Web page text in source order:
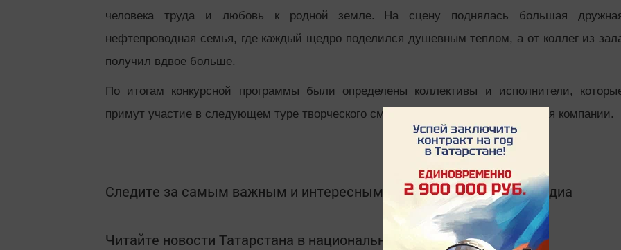
человека труда и любовь к родной земле.
На сцену поднялась большая
нефтепроводная семья, где каждый щедро поделился душевным теплом, а от коллег из
получил вдвое больше.
По итогам конкурсной программы были определены коллективы и исполнители,
примут участие в следующем туре творческого смотра-конкурса в честь 30-летия компании.
Следите за самым важным и интересным в Telegram-каналеТатмедиа
Читайте новости Татарстана в национальном мессенджере MАХ: